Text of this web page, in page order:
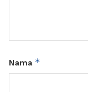
Nama *